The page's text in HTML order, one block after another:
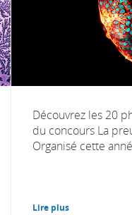
Découvrez les 20
du concours La
Organisé cette
Lire plus